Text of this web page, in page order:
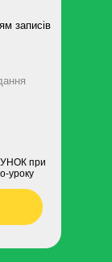
записів
при
уроку